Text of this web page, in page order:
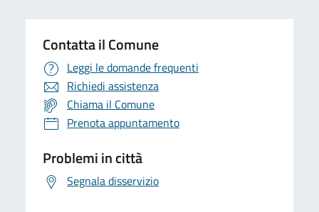
Contatta il Comune
Leggi le domande frequenti
Richiedi assistenza
Chiama il Comune
Prenota appuntamento
Problemi in città
Segnala disservizio